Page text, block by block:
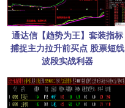
通达信【趋势为王】套装指标
捕捉主力拉升前买点 股票短线
波段实战利器